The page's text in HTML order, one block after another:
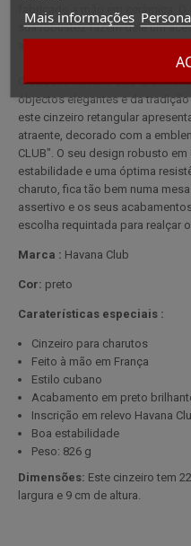
Mais informações
fabricado à mão em cerâmica.
sua robustez fazem dele um
O cinzeiro Havana Club El
objectos elegantes e da
este cinzeiro retangular
atraente, decorado com a
CLUB". O seu design robusto
estabilidade e uma óptima
charuto, fica tão bem numa
assertivo e os seus
escolha requintada para realçar
Marca : Havana Club
Cor: preto
Caraterísticas especiais :
Cinzeiro para charutos
Feito à mão em França
Estilo cubano
Acabamento em preto
Inscrição em relevo Havana
Boa estabilidade
Peso: 826 g
Dimensões: Este cinzeiro tem
largura e 9 cm de altura.